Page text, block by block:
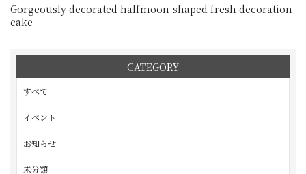
Gorgeously decorated halfmoon-shaped fresh decoration
cake
CATEGORY
すべて
イベント
お知らせ
未分類